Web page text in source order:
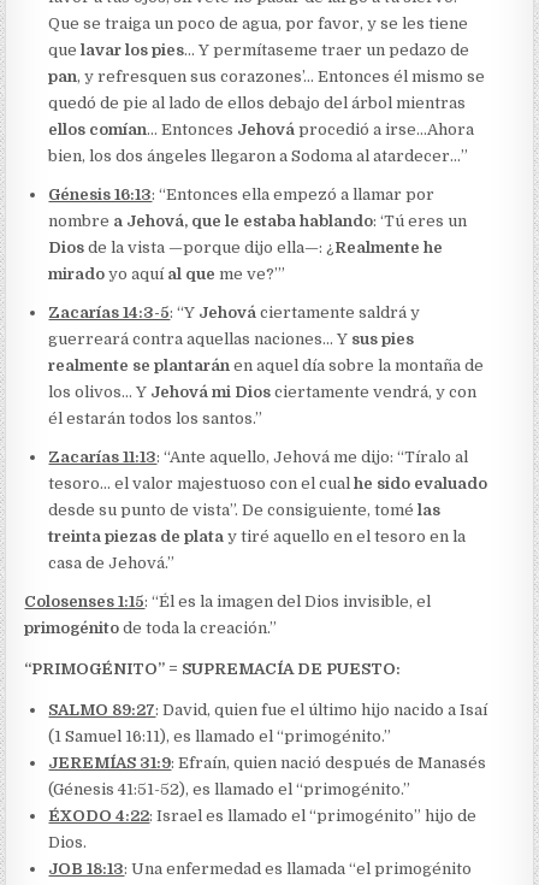
Que se traiga un poco de agua, por favor, y se les tiene
quelavar los pies… Y permítaseme traer un pedazo de
pan, y refresquen sus corazones’… Entonces él mismo se
quedó de pie al lado de ellos debajo del árbol mientras
ellos comían… Entonces Jehová procedió a irse…Ahora
bien, los dos ángeles llegaron a Sodoma al atardecer…”
Génesis 16:13: “Entonces ella empezó a llamar por
nombre a Jehová, que le estaba hablando: ‘Tú eres un
Dios de la vista —porque dijo ella—: ¿Realmente he
miradoyo aquí al que me ve?’”
Zacarías 14:3-5: “Y Jehová ciertamente saldrá y
guerreará contra aquellas naciones… Y sus pies
realmente se plantarán en aquel día sobre la montaña de
los olivos… Y Jehová mi Dios ciertamente vendrá, y con
él estarán todos los santos.”
Zacarías 11:13: “Ante aquello, Jehová me dijo: “Tíralo al
tesoro… el valor majestuoso con el cualhe sido evaluado
desde su punto de vista”. De consiguiente, tomélas
treinta piezas de plata y tiré aquello en el tesoro en la
casa de Jehová.”
Colosenses 1:15: “Él es la imagen del Dios invisible, el
primogénito de toda la creación.”
“PRIMOGÉNITO” = SUPREMACÍA DE PUESTO:
SALMO 89:27: David, quien fue el último hijo nacido a Isaí
(1 Samuel 16:11), es llamado el “primogénito.”
JEREMÍAS 31:9: Efraín, quien nació después de Manasés
(Génesis 41:51-52), es llamado el “primogénito.”
ÉXODO 4:22: Israel es llamado el “primogénito” hijo de
Dios.
JOB 18:13: Una enfermedad es llamada “el primogénito